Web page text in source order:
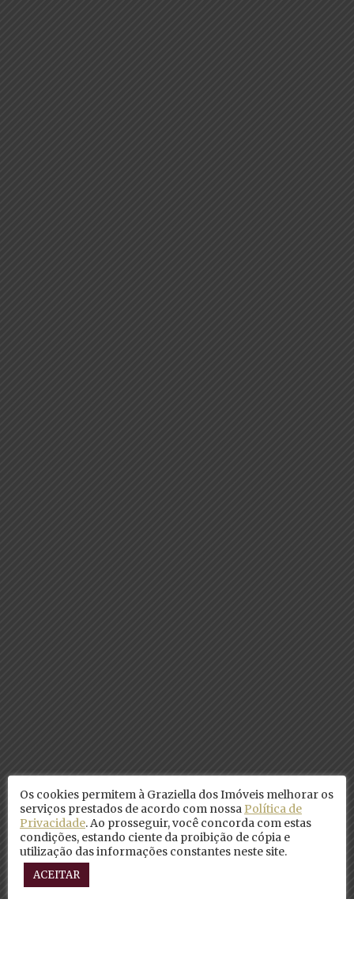
Os cookies permitem à Graziella dos Imóveis melhorar os
serviços prestados de acordo com nossa Política de
Privacidade. Ao prosseguir, você concorda com estas
condições, estando ciente da proibição de cópia e
utilização das informações constantes neste site.
ACEITAR